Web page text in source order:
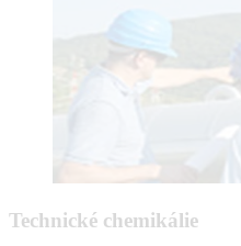
Technické chemikálie